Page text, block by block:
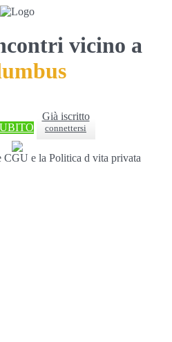
vicino a
Già iscritto
connettersi
CGU e la Politica d vita privata